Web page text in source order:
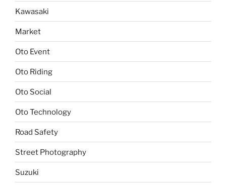
Kawasaki
Market
Oto Event
Oto Riding
Oto Social
Oto Technology
Road Safety
Street Photography
Suzuki